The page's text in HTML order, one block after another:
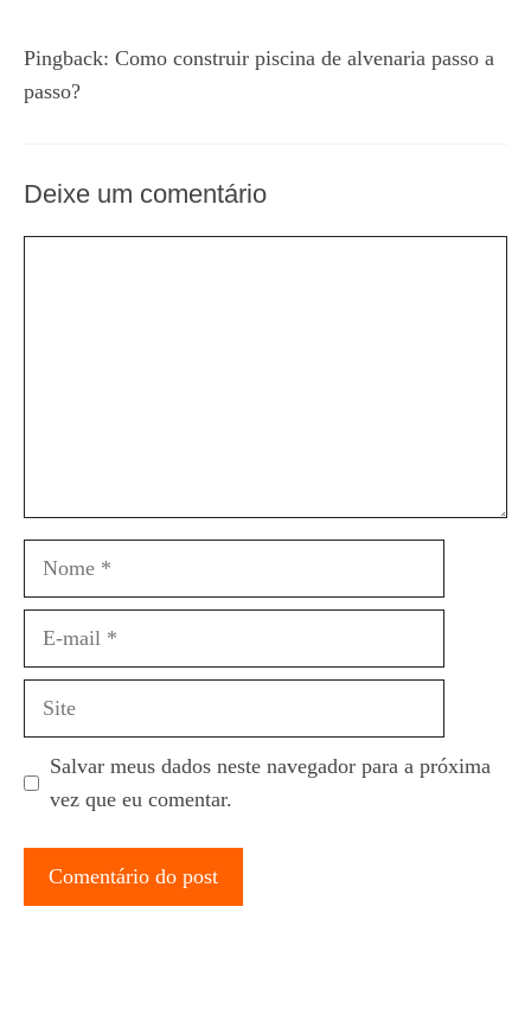
Pingback: Como construir piscina de alvenaria passo a
passo?
Deixe um comentário
Nome
Site
Salvar meus dados neste navegador para a próxima
vez que eu comentar.